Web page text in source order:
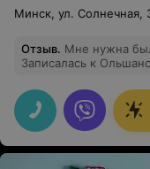
Минск, ул. Солнечная,
Отзыв. Мне нужна
Записалась к
впервые встречаю
все мои вопросы
Очень чуткий ,
квалифицированный специалист.
врача на высшем